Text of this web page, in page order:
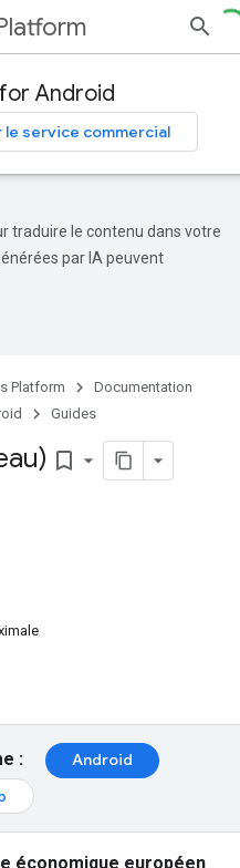
Android
service commercial
traduire le contenu dans votre
par IA peuvent
Platform
Documentation
Guides
bookmark_border
:
Android
économique européen